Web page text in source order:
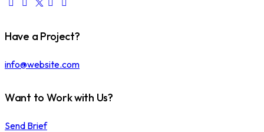
Have a Project?
info@website.com
Want to Work with Us?
Send Brief